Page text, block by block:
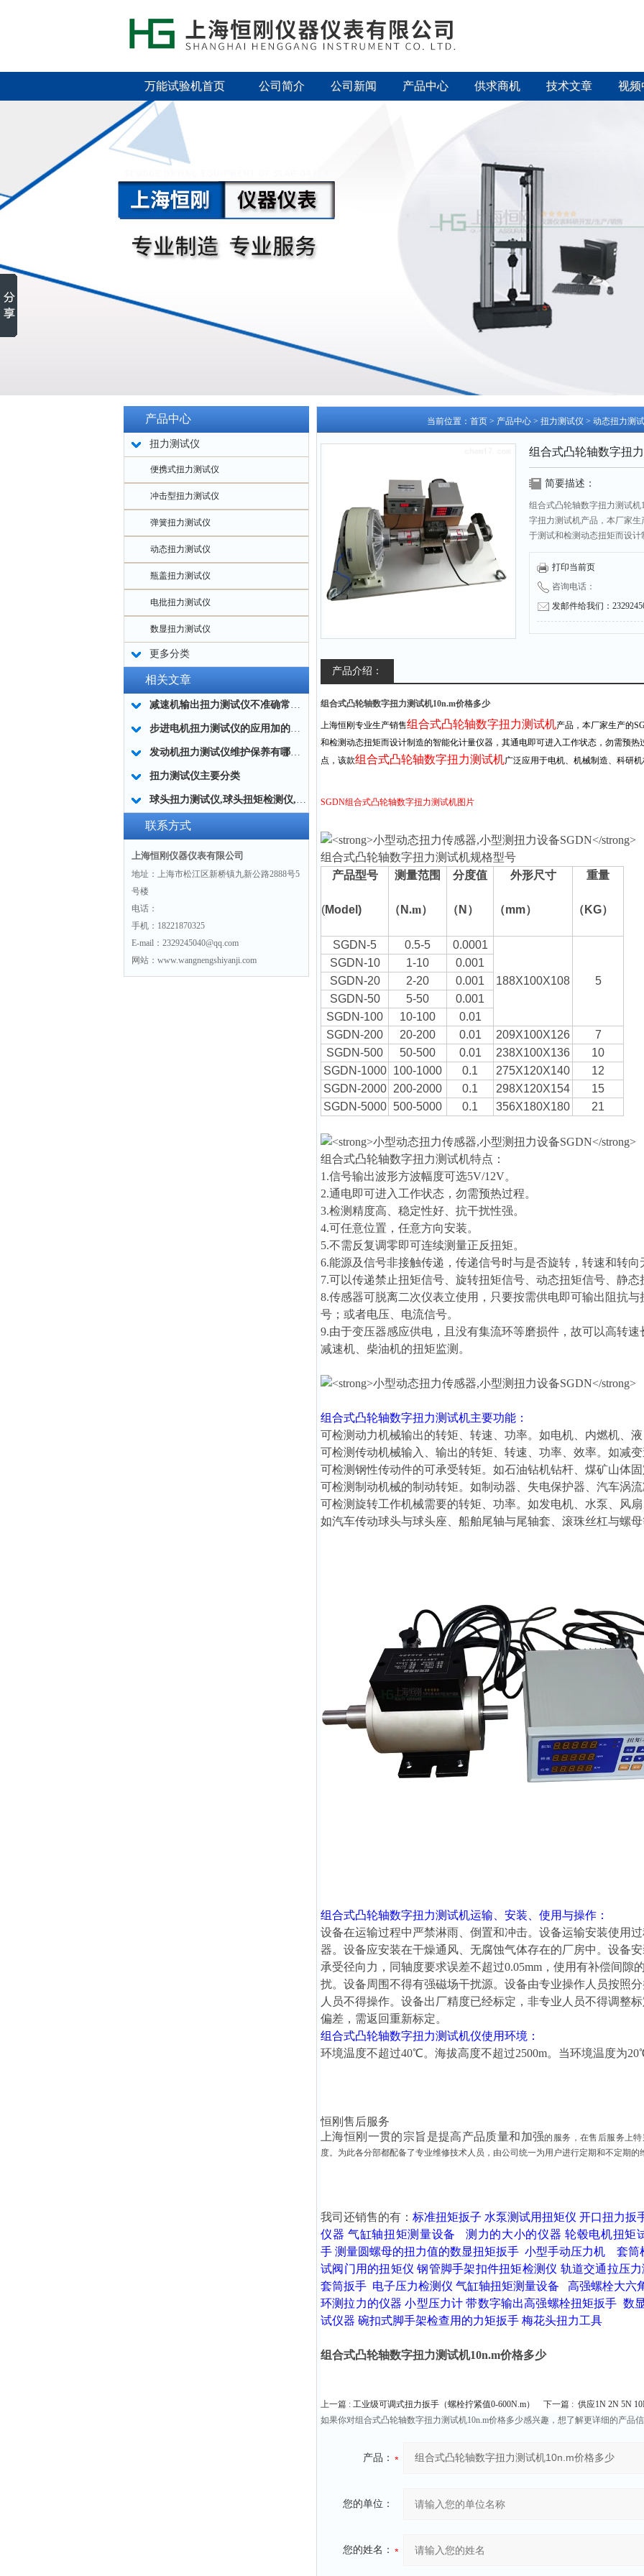
万能试验机首页 公司简介 公司新闻 产品中心 供求商机 技术文章 视频
产品中心
扭力测试仪
便携式扭力测试仪
冲击型扭力测试仪
弹簧扭力测试仪
动态扭力测试仪
瓶盖扭力测试仪
电批扭力测试仪
数显扭力测试仪
更多分类
相关文章
减速机输出扭力测试仪不准确常用的处理方法
步进电机扭力测试仪的应用加的广泛
发动机扭力测试仪维护保养有哪些分类?
扭力测试仪主要分类
球头扭力测试仪,球头扭矩检测仪,汽车球头旋转扭矩测定仪
联系方式
上海恒刚仪器仪表有限公司
地址：上海市松江区新桥镇九新公路2888号5
号楼
电话：
手机：18221870325
E-mail：2329245040@qq.com
网站：www.wangnengshiyanji.com
当前位置： 首页 > 产品中心 > 扭力测试仪 > 动态扭力测
组合式凸轮轴数字扭
简要描述：
组合式凸轮轴数字扭力测试
字扭力测试机产品，本厂家
于测试和检测动态扭矩而设
态，勿需预热过程，具有检
式凸轮轴数字扭力测试机广
打印当前页
咨询电话：
发邮件给我们：
产品介绍：
组合式凸轮轴数字扭力测试机10n.m价格多少
上海恒刚专业生产销售组合式凸轮轴数字扭力测试机产品，本厂家生产的
和检测动态扭矩而设计制造的智能化计量仪器，其通电即可进入工作状态，勿需预
点，该款组合式凸轮轴数字扭力测试机广泛应用于电机、机械制造、科研机
SGDN组合式凸轮轴数字扭力测试机图片
组合式凸轮轴数字扭力测试机规格型号
产品型号
(Model)
测量范围
（ N.m）
分度值
（N ）
外形尺寸
（mm）
重量
（KG）
SGDN-5 0.5-5 0.0001
188X100X108 5
SGDN-10 1-10
0.001
SGDN-20
2-20
0.001
SGDN-50
5-50
0.001
SGDN-100
10-100
0.01
SGDN-200
20-200 0.01 209X100X126
7
SGDN-500
50-500 0.01 238X100X136
10
SGDN-1000
100-1000 0.1 275X120X140
12
SGDN-2000
200-2000 0.1 298X120X154
15
SGDN-5000
500-5000 0.1 356X180X180 21
组合式凸轮轴数字扭力测试机特点：
1.信号输出波形方波幅度可选5V/12V。
2.通电即可进入工作状态，勿需预热过程。
3.检测精度高、稳定性好、抗干扰性强。
4.可任意位置，任意方向安装。
5.不需反复调零即可连续测量正反扭矩。
6.能源及信号非接触传递，传递信号时与是否旋转，转速和转向
7.可以传递禁止扭矩信号、旋转扭矩信号、动态扭矩信号、静态
8.传感器可脱离二次仪表立使用，只要按需供电即可输出阻抗
号；或者电压、电流信号。
9.由于变压器感应供电，且没有集流环等磨损件，故可以高转速
减速机、柴油机的扭矩监测。
组合式凸轮轴数字扭力测试机主要功能：
可检测动力机械输出的转矩、转速、功率。如电机、内燃机、
可检测传动机械输入、输出的转矩、转速、功率、效率。如减变
可检测钢性传动件的可承受转矩。如石油钻机钻杆、煤矿山体固
可检测制动机械的制动转矩。如制动器、失电保护器、汽车涡
可检测旋转工作机械需要的转矩、功率。如发电机、水泵、风
如汽车传动球头与球头座、船舶尾轴与尾轴套、滚珠丝杠与螺母
组合式凸轮轴数字扭力测试机运输、安装、使用与操作：
设备在运输过程中严禁淋雨、倒置和冲击。设备运输安装使用
器。设备应安装在干燥通风、无腐蚀气体存在的厂房中。设备
承受径向力，同轴度要求误差不超过0.05mm，使用有补偿间隙
扰。设备周围不得有强磁场干扰源。设备由专业操作人员按照
人员不得操作。设备出厂精度已经标定，非专业人员不得调整
偏差，需返回重新标定。
组合式凸轮轴数字扭力测试机仪使用环境：
环境温度不超过40℃。海拔高度不超过2500m。当环境温度为
恒刚售后服务
上海恒刚一贯的宗旨是提高产品质量和加强的服务，在售后服务上
度。为此各分部都配备了专业维修技术人员，由公司统一为用户进行定期和不定期的
我司还销售的有： 标准扭矩扳子 水泵测试用扭矩仪 开口扭力扳
仪器 气缸轴扭矩测量设备 测力的大小的仪器 轮毂电机扭矩
手 测量圆螺母的扭力值的数显扭矩扳手 小型手动压力机 套筒
试阀门用的扭矩仪 钢管脚手架扣件扭矩检测仪 轨道交通拉压
套筒扳手 电子压力检测仪 气缸轴扭矩测量设备 高强螺栓大六
环测拉力的仪器 小型压力计 带数字输出高强螺栓扭矩扳手 数
试仪器 碗扣式脚手架检查用的力矩扳手 梅花头扭力工具
组合式凸轮轴数字扭力测试机10n.m价格多少
上一篇 : 工业级可调式扭力扳手（螺栓拧紧值0-600N.m） 下一篇 : 供应1N 2N 5N
如果你对组合式凸轮轴数字扭力测试机10n.m价格多少感兴趣，想了解更详细的产品
产品：
您的单位：
您的姓名：